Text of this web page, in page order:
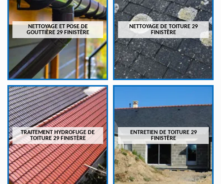
NETTOYAGE ET POSE DE
GOUTTIÈRE 29 FINISTÈRE
NETTOYAGE DE TOITURE 29
FINISTÈRE
TRAITEMENT HYDROFUGE DE
TOITURE 29 FINISTÈRE
ENTRETIEN DE TOITURE 29
FINISTÈRE